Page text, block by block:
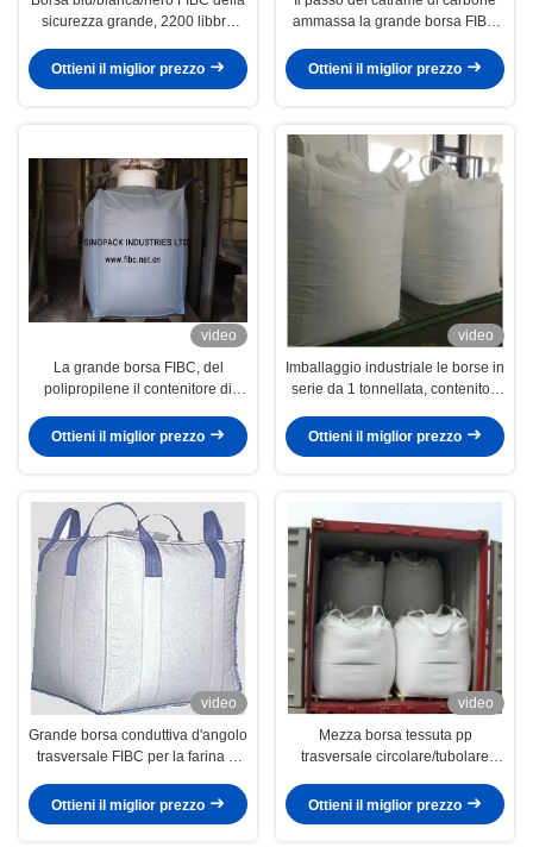
sicurezza grande, 2200 libbre
Fibc insacca
Ottieni il miglior prezzo
ammassa la grande borsa FIBC
o i cicli d'angolo
Ottieni il miglior prezzo
video
La grande borsa FIBC, del
polipropilene il contenitore di
flessibile 3000lbs ha
personalizzato la dimensione
Ottieni il miglior prezzo
video
Imballaggio industriale le borse in
serie da 1 tonnellata, contenitori
flessibili Fibc di trattamento UV
Ottieni il miglior prezzo
video
Grande borsa conduttiva d'angolo
trasversale FIBC per la farina di
capacità
Ottieni il miglior prezzo
video
Mezza borsa tessuta pp
trasversale circolare/tubolare
Stevodore Strape
Ottieni il miglior prezzo